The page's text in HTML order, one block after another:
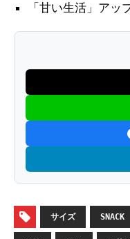
「甘い生活」アッ
サイズ SNACK